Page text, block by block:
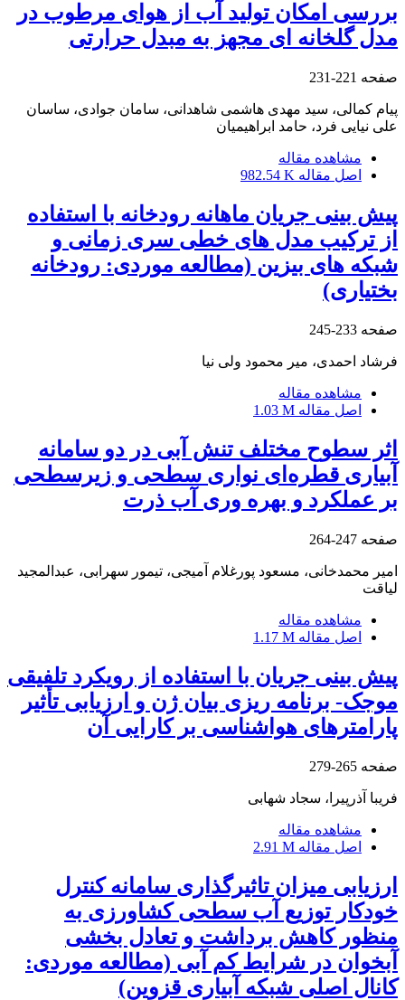
بررسی امکان تولید آب از هوای مرطوب در
مدل گلخانه ای مجهز به مبدل حرارتی
صفحه 221-231
پیام کمالی، سید مهدی هاشمی شاهدانی، سامان جوادی، ساسان
علی نیایی فرد، حامد ابراهیمیان
مشاهده مقاله
اصل مقاله 982.54 K
پیش بینی جریان ماهانه رودخانه با استفاده
از ترکیب مدل های خطی سری زمانی و
شبکه های بیزین (مطالعه موردی: رودخانه
بختیاری)
صفحه 233-245
فرشاد احمدی، میر محمود ولی نیا
مشاهده مقاله
اصل مقاله 1.03 M
اثر سطوح مختلف تنش آبی در دو سامانه
آبیاری قطره‌ای نواری سطحی و زیرسطحی
بر عملکرد و بهره وری آب ذرت
صفحه 247-264
امیر محمدخانی، مسعود پورغلام آمیجی، تیمور سهرابی، عبدالمجید
لیاقت
مشاهده مقاله
اصل مقاله 1.17 M
پیش بینی جریان با استفاده از رویکرد تلفیقی
موجک- برنامه ریزی بیان ژن و ارزیابی تأثیر
پارامترهای هواشناسی بر کارایی آن
صفحه 265-279
فریبا آذرپیرا، سجاد شهابی
مشاهده مقاله
اصل مقاله 2.91 M
ارزیابی میزان تاثیرگذاری سامانه کنترل
خودکار توزیع آب سطحی کشاورزی به
منظور کاهش برداشت و تعادل بخشی
آبخوان در شرایط کم آبی (مطالعه موردی:
کانال اصلی شبکه آبیاری قزوین)